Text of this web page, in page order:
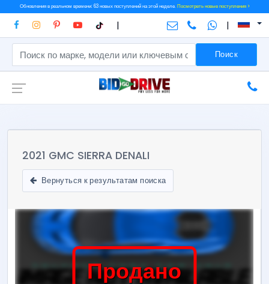
Обновления в реальном времени: 63 новых поступлений на этой неделе.Посмотреть новые поступления >
| |
Поиск
2021 GMC SIERRA DENALI
Вернуться к результатам поиска
Продано